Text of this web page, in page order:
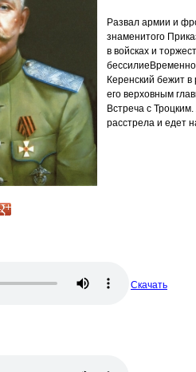
Развал армии и
знаменитого
в войсках и
Керенский бежит
его верховным
Встреча с
расстрела и едет
Скачать